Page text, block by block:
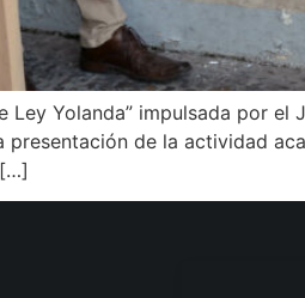
Ley Yolanda” impulsada por
de la actividad